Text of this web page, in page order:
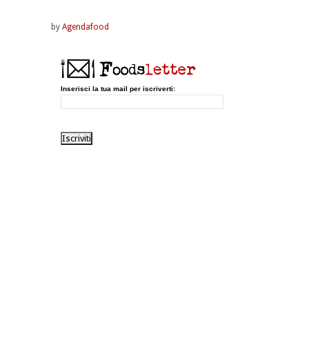
by Agendafood
Inserisci la tua mail per iscriverti: